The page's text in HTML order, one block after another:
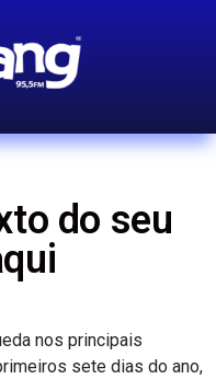
do seu
nos principais
sete dias do ano,